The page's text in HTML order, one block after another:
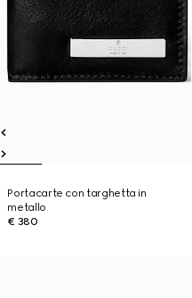
Portacarte con targhetta in
metallo
€ 380